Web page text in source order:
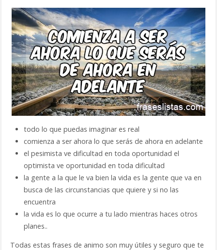
todo lo que puedas imaginar es real
comienza a ser ahora lo que serás de ahora en adelante
el pesimista ve dificultad en toda oportunidad el
optimista ve oportunidad en toda dificultad
la gente a la que le va bien la vida es la gente que va en
busca de las circunstancias que quiere y si no las
encuentra
la vida es lo que ocurre a tu lado mientras haces otros
planes..
Todas estas frases de animo son muy útiles y seguro que te